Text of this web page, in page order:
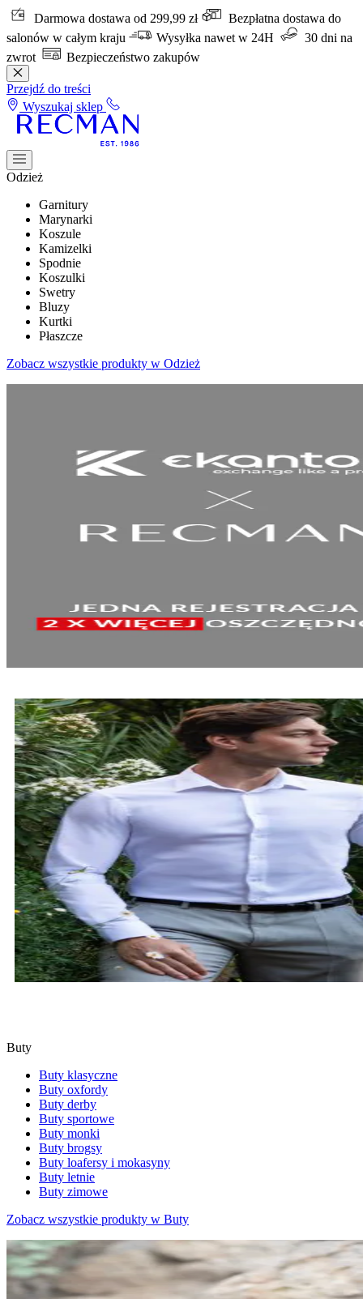
Darmowa dostawa od 299,99 zł
Bezpłatna dostawa do
salonów w całym kraju
Wysyłka nawet w 24H
30 dni na
zwrot
Bezpieczeństwo zakupów
Przejdź do treści
Wyszukaj sklep
Odzież
Garnitury
Marynarki
Koszule
Kamizelki
Spodnie
Koszulki
Swetry
Bluzy
Kurtki
Płaszcze
Zobacz wszystkie produkty w Odzież
Buty
Buty klasyczne
Buty oxfordy
Buty derby
Buty sportowe
Buty monki
Buty brogsy
Buty loafersy i mokasyny
Buty letnie
Buty zimowe
Zobacz wszystkie produkty w Buty